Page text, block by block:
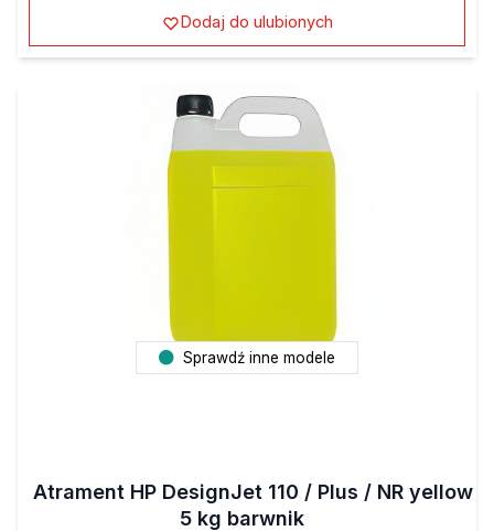
Dodaj do ulubionych
Sprawdź inne modele
Atrament HP DesignJet 110 / Plus / NR yellow
5 kg barwnik